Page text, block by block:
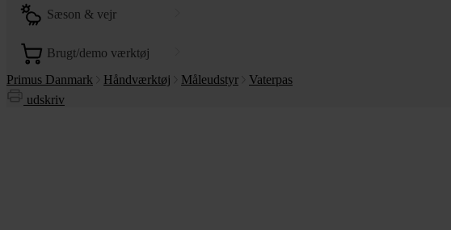
sæson & vejr
brugt/demo værktøj
Primus Danmark
Håndværktøj Måleudstyr
Vaterpas
udskriv